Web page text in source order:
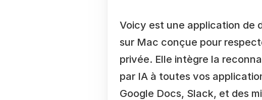
Voicy est une application de
sur Mac conçue pour
privée. Elle intègre la
par IA à toutes vos
Google Docs, Slack, et des